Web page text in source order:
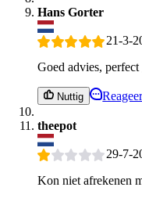
Hans Gorter
21-3-
Goed advies,
Nuttig Reageer
theepot
29-7-
Kon niet afrekenen